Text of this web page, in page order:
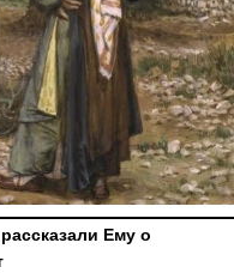
Ему о